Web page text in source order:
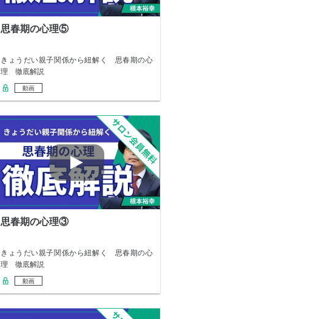
思春期の心理⑤
きょうだい親子関係から紐解く 思春期の心
理 徹底解説
動画
思春期の心理③
きょうだい親子関係から紐解く 思春期の心
理 徹底解説
動画